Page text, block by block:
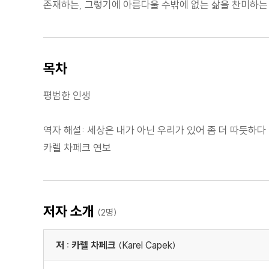
존재하는, 그렇기에 아름다울 수밖에 없는 삶을 찬미하
목차
평범한 인생
역자 해설: 세상은 내가 아닌 우리가 있어 좀 더 따듯하다
카렐 차페크 연보
저자 소개 (2명)
저 : 카렐 차페크 (Karel Capek)